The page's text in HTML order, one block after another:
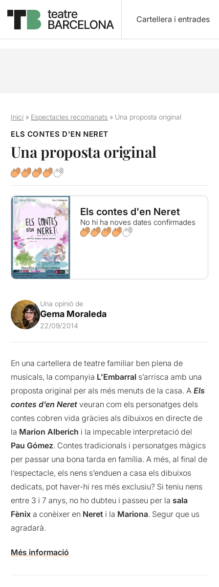
Cartellera i entrades
Inici » Espectacles recomanats » Una proposta original
ELS CONTES D'EN NERET
Una proposta original
Els contes d'en Neret
No hi ha noves dates confirmades
Una opinió de
Gema Moraleda
22/09/2014
En una cartellera de teatre familiar ben plena de
musicals, la companyia L’Embarral s’arrisca amb una
proposta original per als més menuts de la casa. AEls
contes d’en Neret veuran com els personatges dels
contes cobren vida gràcies als dibuixos en directe de
la Marion Alberich i la impecable interpretació del
Pau Gómez. Contes tradicionals i personatges màgics
per passar una bona tarda en família. A més, al final de
l’espectacle, els nens s’enduen a casa els dibuixos
dedicats, pot haver-hi res més exclusiu? Si teniu nens
entre 3 i 7 anys, no ho dubteu i passeu per la sala
Fènix a conèixer en Neret i la Mariona. Segur que us
agradarà.
Més informació